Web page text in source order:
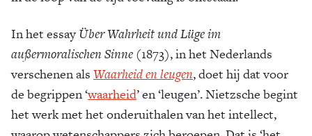
In het essay Über Wahrheit und Lüge im
außermoralischen Sinne (1873), in het Nederlands
verschenen als Waarheid en ­leugen, doet hij dat voor
de begrippen ‘waarheid’ en ‘leugen’. Nietzsche begint
het werk met het onderuithalen van het intellect,